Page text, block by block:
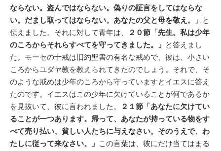
ならない。盗んではならない。偽りの証言をしてはならな
い。だまし取ってはならない。あなたの父と母を敬え。」 と
伝えました。それに対して青年は、
２０節「先生。私は少年
のころからそれらすべてを守ってきました。」 と答えまし
た。モーセの十戒は旧約聖書の有名な戒めで、彼は、小さい
ころからユダヤ教を教えられてきたのでしょう。それで、そ
のような戒めは少年のころから守っていますとイエスに答え
たのです。イエスはこの少年に欠けていることが何であるか
を見抜いて、彼に言われました。
２１節「あなたに欠けてい
ることが一つあります。帰って、あなたが持っている物をす
べて売り払い、貧しい人たちに与えなさい。そのうえで、わ
たしに従って来なさい。」 この言葉は、彼にだけ当てはまる